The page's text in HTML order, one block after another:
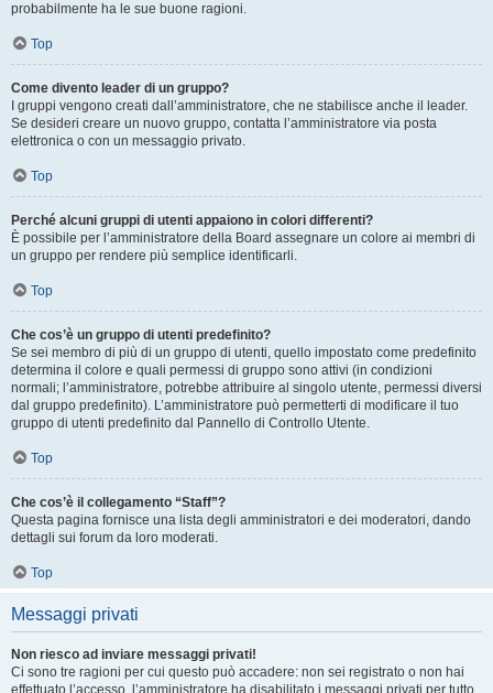
probabilmente ha le sue buone ragioni.
Top
Come divento leader di un gruppo?
I gruppi vengono creati dall’amministratore, che ne stabilisce anche il leader.
Se desideri creare un nuovo gruppo, contatta l’amministratore via posta
elettronica o con un messaggio privato.
Top
Perché alcuni gruppi di utenti appaiono in colori differenti?
È possibile per l’amministratore della Board assegnare un colore ai membri di
un gruppo per rendere più semplice identificarli.
Top
Che cos’è un gruppo di utenti predefinito?
Se sei membro di più di un gruppo di utenti, quello impostato come predefinito
determina il colore e quali permessi di gruppo sono attivi (in condizioni
normali; l’amministratore, potrebbe attribuire al singolo utente, permessi diversi
dal gruppo predefinito). L’amministratore può permetterti di modificare il tuo
gruppo di utenti predefinito dal Pannello di Controllo Utente.
Top
Che cos’è il collegamento “Staff”?
Questa pagina fornisce una lista degli amministratori e dei moderatori, dando
dettagli sui forum da loro moderati.
Top
Messaggi privati
Non riesco ad inviare messaggi privati!
Ci sono tre ragioni per cui questo può accadere: non sei registrato o non hai
effettuato l’accesso, l’amministratore ha disabilitato i messaggi privati per tutto